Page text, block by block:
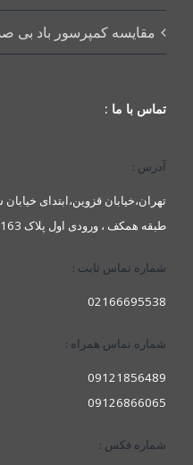
مقایسه کمپرسور باد بی
تماس با ما :
آدرس :
تهران،خیابان قزوین،ابتدای
طبقه همکف ، ورودی اول پلاک 163
شماره تماس ثابت :
02166695538
شماره تماس همراه :
09121856489
09126866065
شماره فکس :